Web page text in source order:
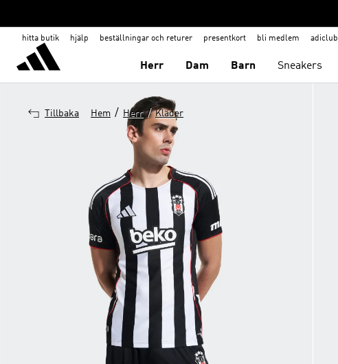
hitta butik hjälp beställningar och returer presentkort bli medlem adiclub
Herr Dam Barn Sneakers
Tillbaka Hem / Herr / Kläder